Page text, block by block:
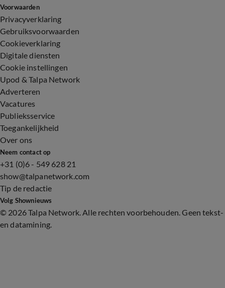
Voorwaarden
Privacyverklaring
Gebruiksvoorwaarden
Cookieverklaring
Digitale diensten
Cookie instellingen
Upod & Talpa Network
Adverteren
Vacatures
Publieksservice
Toegankelijkheid
Over ons
Neem contact op
+31 (0)6 - 549 628 21
show@talpanetwork.com
Tip de redactie
Volg Shownieuws
© 2026 Talpa Network. Alle rechten voorbehouden. Geen tekst-
en datamining.